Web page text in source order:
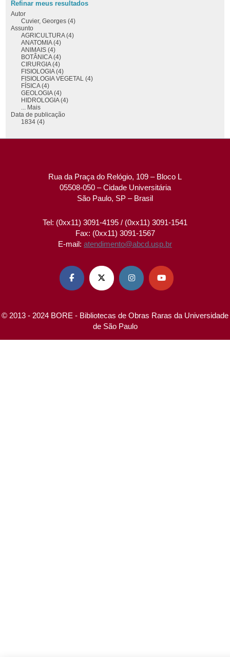
Refinar meus resultados
Autor
Cuvier, Georges (4)
Assunto
AGRICULTURA (4)
ANATOMIA (4)
ANIMAIS (4)
BOTÂNICA (4)
CIRURGIA (4)
FISIOLOGIA (4)
FISIOLOGIA VEGETAL (4)
FÍSICA (4)
GEOLOGIA (4)
HIDROLOGIA (4)
... Mais
Data de publicação
1834 (4)
Rua da Praça do Relógio, 109 – Bloco L
05508-050 – Cidade Universitária
São Paulo, SP – Brasil
Tel: (0xx11) 3091-4195 / (0xx11) 3091-1541
Fax: (0xx11) 3091-1567
E-mail: atendimento@abcd.usp.br
   
© 2013 - 2024 BORE - Bibliotecas de Obras Raras da Universidade
de São Paulo